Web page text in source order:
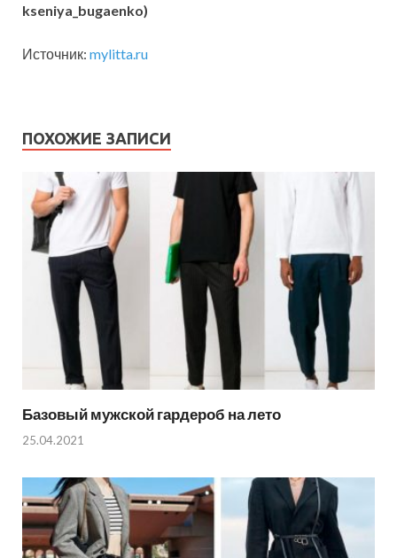
kseniya_bugaenko)
Источник: mylitta.ru
ПОХОЖИЕ ЗАПИСИ
Базовый мужской гардероб на лето
25.04.2021